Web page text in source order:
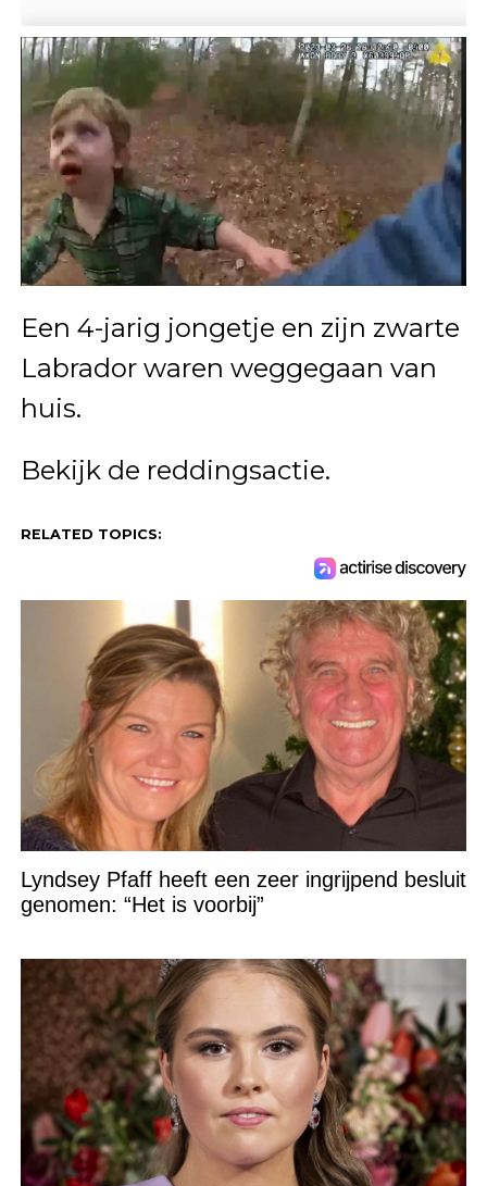
Een 4-jarig jongetje en zijn zwarte
Labrador waren weggegaan van
huis.
Bekijk de reddingsactie.
RELATED TOPICS:
Lyndsey Pfaff heeft een zeer ingrijpend besluit
genomen: “Het is voorbij”